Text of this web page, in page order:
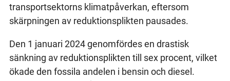
transportsektorns klimatpåverkan, eftersom
skärpningen av reduktionsplikten pausades.
Den 1 januari 2024 genomfördes en drastisk
sänkning av reduktionsplikten till sex procent, vilket
ökade den fossila andelen i bensin och diesel.